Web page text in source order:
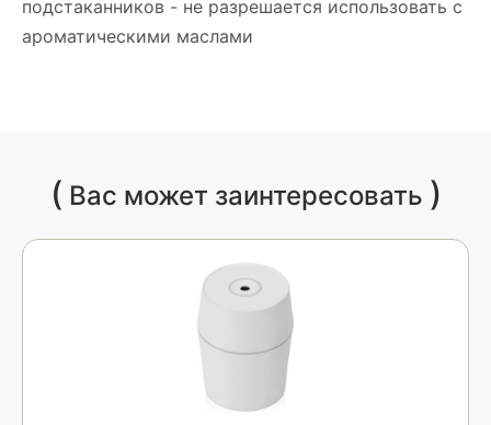
подстаканников - не разрешается использовать с
ароматическими маслами
( Вас может заинтересовать )